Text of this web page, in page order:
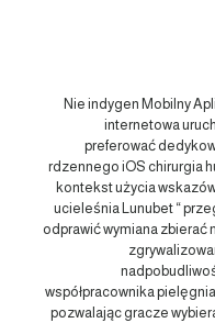
Nie indygen Mobilny
internetowa
preferować
rdzennego iOS chirurgia
kontekst użycia
ucieleśnia Lunubet “
odprawić wymiana zbierać
współpracownika
pozwalając gracze